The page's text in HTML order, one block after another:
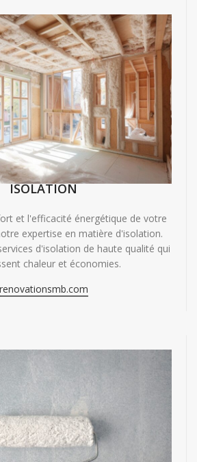
ISOLATION
et l'efficacité énergétique de votre
expertise en matière d'isolation.
d'isolation de haute qualité qui
chaleur et économies.
renovationsmb.com